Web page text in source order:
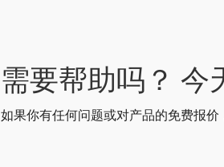
需要帮助吗？ 今
如果你有任何问题或对产品的免费报价